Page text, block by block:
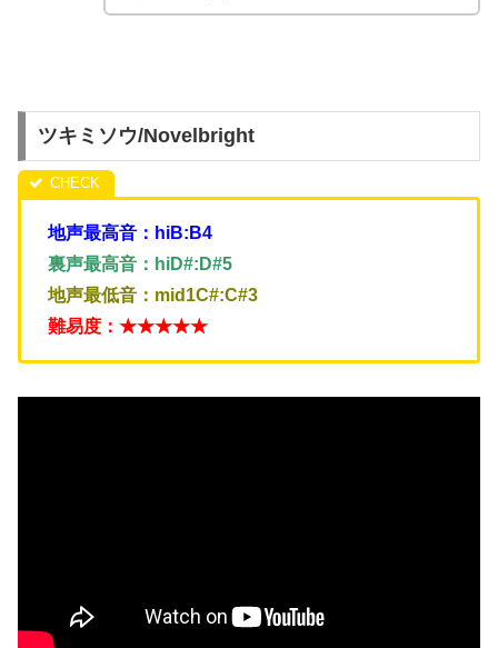
ツキミソウ/Novelbright
地声最高音：hiB:B4
裏声最高音：hiD#:D#5
地声最低音：mid1C#:C#3
難易度：★★★★★